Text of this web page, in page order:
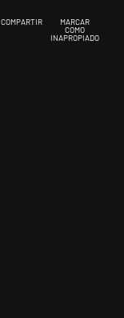
COMPARTIR
MARCAR
COMO
INAPROPIADO